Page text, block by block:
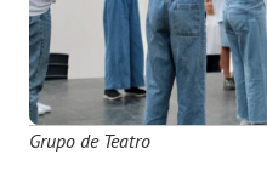
Grupo de Teatro